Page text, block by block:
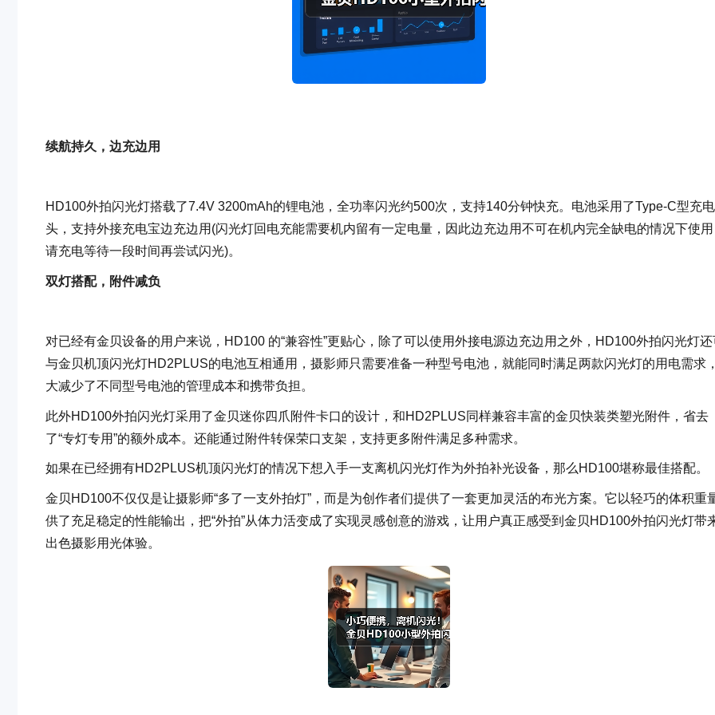
续航持久，边充边用
HD100外拍闪光灯搭载了7.4V 3200mAh的锂电池，全功率闪光约500次，支持140分钟快充。电池采用了Type-C型充
头，支持外接充电宝边充边用(闪光灯回电充能需要机内留有一定电量，因此边充边用不可在机内完全缺电的情况下使用
请充电等待一段时间再尝试闪光)。
双灯搭配，附件减负
对已经有金贝设备的用户来说，HD100 的“兼容性”更贴心，除了可以使用外接电源边充边用之外，HD100外拍闪光灯还
与金贝机顶闪光灯HD2PLUS的电池互相通用，摄影师只需要准备一种型号电池，就能同时满足两款闪光灯的用电需求
大减少了不同型号电池的管理成本和携带负担。
此外HD100外拍闪光灯采用了金贝迷你四爪附件卡口的设计，和HD2PLUS同样兼容丰富的金贝快装类塑光附件，省去
了“专灯专用”的额外成本。还能通过附件转保荣口支架，支持更多附件满足多种需求。
如果在已经拥有HD2PLUS机顶闪光灯的情况下想入手一支离机闪光灯作为外拍补光设备，那么HD100堪称最佳搭配。
金贝HD100不仅仅是让摄影师“多了一支外拍灯”，而是为创作者们提供了一套更加灵活的布光方案。它以轻巧的体积重
供了充足稳定的性能输出，把“外拍”从体力活变成了实现灵感创意的游戏，让用户真正感受到金贝HD100外拍闪光灯带
出色摄影用光体验。